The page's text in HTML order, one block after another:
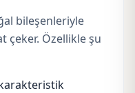
bileşenleriyle
çeker. Özellikle şu
karakteristik